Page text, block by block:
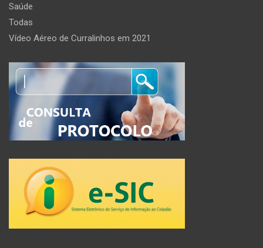
Saúde
Todas
Vídeo Aéreo de Curralinhos em 2021